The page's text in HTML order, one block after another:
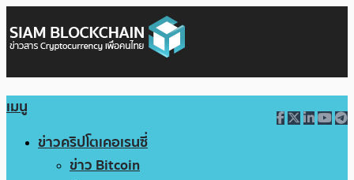
เมนู
ข่าวคริปโตเคอเรนซี่
ข่าว Bitcoin